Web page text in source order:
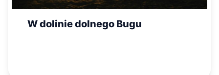
W dolinie dolnego Bugu